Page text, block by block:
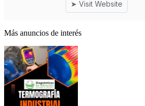
Más anuncios de interés